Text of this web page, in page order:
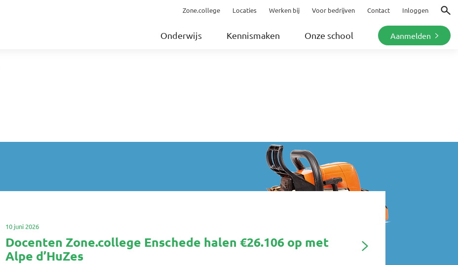
Zone.college Locaties Werken bij Voor bedrijven Contact Inloggen
Onderwijs Kennismaken Onze school Aanmelden
10 juni 2026
Docenten Zone.college Enschede halen €26.106 op met
Alpe d’HuZes